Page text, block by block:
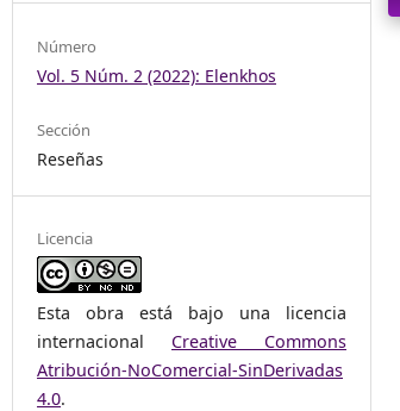
Número
Vol. 5 Núm. 2 (2022): Elenkhos
Sección
Reseñas
Licencia
Esta obra está bajo una licencia
internacional Creative Commons
Atribución-NoComercial-SinDerivadas
4.0.